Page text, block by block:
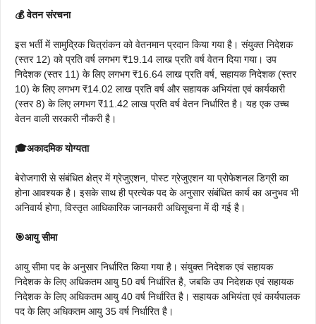
💰 वेतन संरचना
इस भर्ती में सामुद्रिक चित्रांकन को वेतनमान प्रदान किया गया है। संयुक्त निदेशक
(स्तर 12) को प्रति वर्ष लगभग ₹19.14 लाख प्रति वर्ष वेतन दिया गया। उप
निदेशक (स्तर 11) के लिए लगभग ₹16.64 लाख प्रति वर्ष, सहायक निदेशक (स्तर
10) के लिए लगभग ₹14.02 लाख प्रति वर्ष और सहायक अभियंता एवं कार्यकारी
(स्तर 8) के लिए लगभग ₹11.42 लाख प्रति वर्ष वेतन निर्धारित है। यह एक उच्च
वेतन वाली सरकारी नौकरी है।
🎓अकादमिक योग्यता
बेरोजगारी से संबंधित क्षेत्र में ग्रेजुएशन, पोस्ट ग्रेजुएशन या प्रोफेशनल डिग्री का
होना आवश्यक है। इसके साथ ही प्रत्येक पद के अनुसार संबंधित कार्य का अनुभव भी
अनिवार्य होगा, विस्तृत आधिकारिक जानकारी अधिसूचना में दी गई है।
🎯आयु सीमा
आयु सीमा पद के अनुसार निर्धारित किया गया है। संयुक्त निदेशक एवं सहायक
निदेशक के लिए अधिकतम आयु 50 वर्ष निर्धारित है, जबकि उप निदेशक एवं सहायक
निदेशक के लिए अधिकतम आयु 40 वर्ष निर्धारित है। सहायक अभियंता एवं कार्यपालक
पद के लिए अधिकतम आयु 35 वर्ष निर्धारित है।